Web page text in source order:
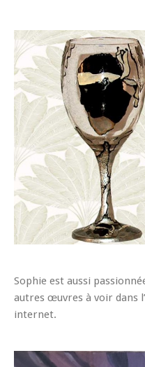
Sophie est aussi
autres œuvres à voir dans
internet.